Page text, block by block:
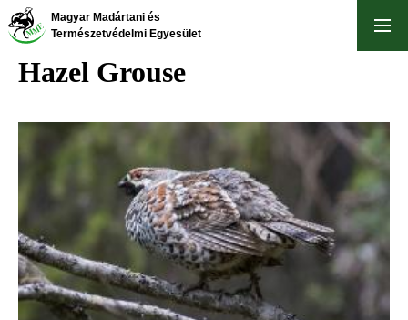
Skip
to
content
Magyar Madártani és
Természetvédelmi Egyesület
Hazel Grouse